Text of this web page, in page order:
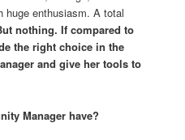
huge enthusiasm. A total
nothing. If compared to
the right choice in the
and give her tools to
Manager have?